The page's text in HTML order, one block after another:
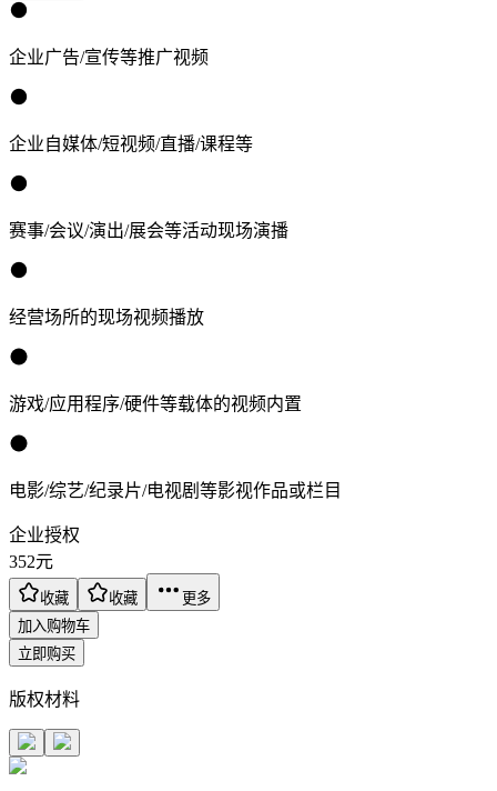
企业广告/宣传等推广视频
企业自媒体/短视频/直播/课程等
赛事/会议/演出/展会等活动现场演播
经营场所的现场视频播放
游戏/应用程序/硬件等载体的视频内置
电影/综艺/纪录片/电视剧等影视作品或栏目
企业授权
352元
收藏 收藏
更多
加入购物车
立即购买
版权材料